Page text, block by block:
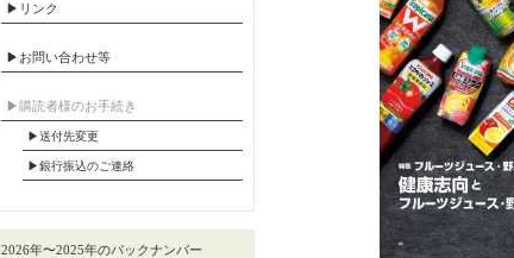
▶リンク
▶お問い合わせ等
▶︎購読者様のお手続き
▶送付先変更
▶︎銀行振込のご連絡
2026年〜2025年のバックナンバー